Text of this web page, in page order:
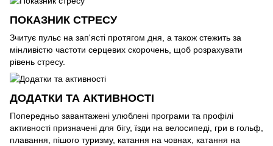
ПОКАЗНИК СТРЕСУ
Зчитує пульс на зап'ясті протягом дня, а також стежить за
мінливістю частоти серцевих скорочень, щоб розрахувати
рівень стресу.
ДОДАТКИ ТА АКТИВНОСТІ
Попередньо завантажені улюблені програми та профілі
активності призначені для бігу, їзди на велосипеді, гри в гольф,
плавання, пішого туризму, катання на човнах, катання на